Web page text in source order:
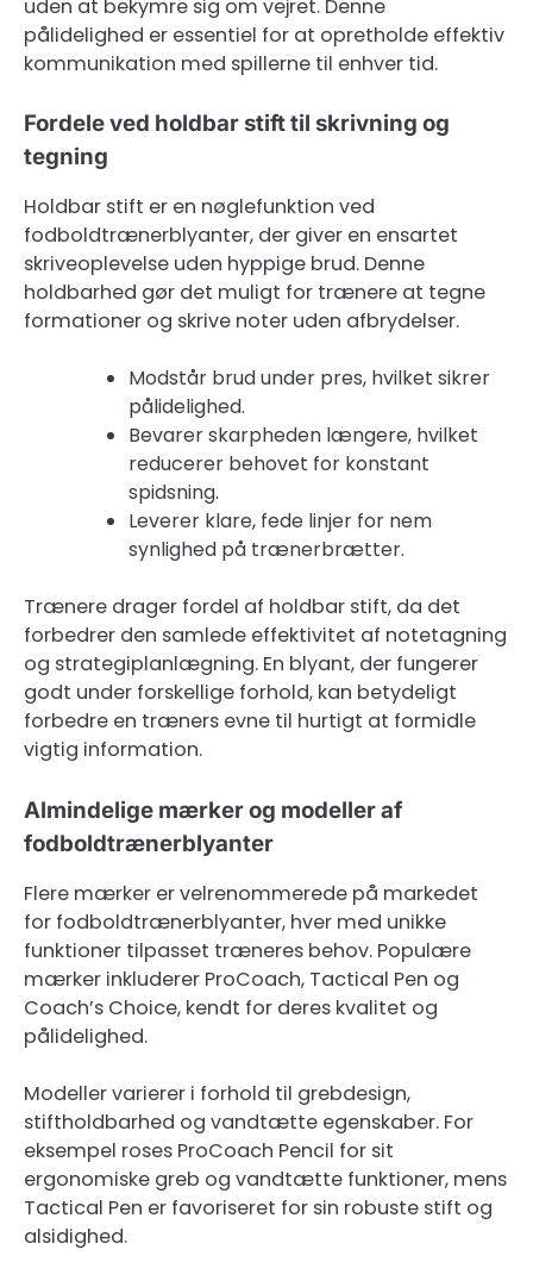
uden at bekymre sig om vejret. Denne
pålidelighed er essentiel for at opretholde effektiv
kommunikation med spillerne til enhver tid.
Fordele ved holdbar stift til skrivning og
tegning
Holdbar stift er en nøglefunktion ved
fodboldtrænerblyanter, der giver en ensartet
skriveoplevelse uden hyppige brud. Denne
holdbarhed gør det muligt for trænere at tegne
formationer og skrive noter uden afbrydelser.
Modstår brud under pres, hvilket sikrer
pålidelighed.
Bevarer skarpheden længere, hvilket
reducerer behovet for konstant
spidsning.
Leverer klare, fede linjer for nem
synlighed på trænerbrætter.
Trænere drager fordel af holdbar stift, da det
forbedrer den samlede effektivitet af notetagning
og strategiplanlægning. En blyant, der fungerer
godt under forskellige forhold, kan betydeligt
forbedre en træners evne til hurtigt at formidle
vigtig information.
Almindelige mærker og modeller af
fodboldtrænerblyanter
Flere mærker er velrenommerede på markedet
for fodboldtrænerblyanter, hver med unikke
funktioner tilpasset træneres behov. Populære
mærker inkluderer ProCoach, Tactical Pen og
Coach’s Choice, kendt for deres kvalitet og
pålidelighed.
Modeller varierer i forhold til grebdesign,
stiftholdbarhed og vandtætte egenskaber. For
eksempel roses ProCoach Pencil for sit
ergonomiske greb og vandtætte funktioner, mens
Tactical Pen er favoriseret for sin robuste stift og
alsidighed.